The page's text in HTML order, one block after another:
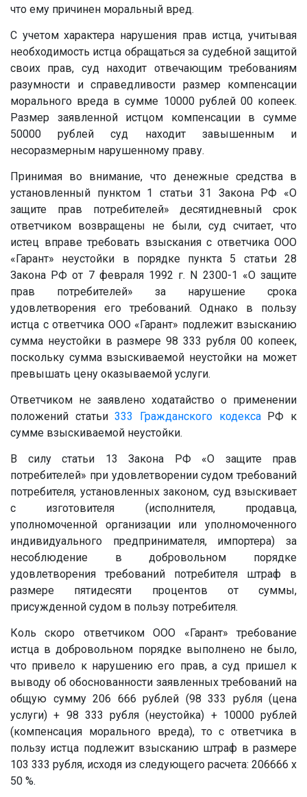
что ему причинен моральный вред.
С учетом характера нарушения прав истца, учитывая
необходимость истца обращаться за судебной защитой
своих прав, суд находит отвечающим требованиям
разумности и справедливости размер компенсации
морального вреда в сумме 10000 рублей 00 копеек.
Размер заявленной истцом компенсации в сумме
50000 рублей суд находит завышенным и
несоразмерным нарушенному праву.
Принимая во внимание, что денежные средства в
установленный пунктом 1 статьи 31 Закона РФ «О
защите прав потребителей» десятидневный срок
ответчиком возвращены не были, суд считает, что
истец вправе требовать взыскания с ответчика ООО
«Гарант» неустойки в порядке пункта 5 статьи 28
Закона РФ от 7 февраля 1992 г. N 2300-1 «О защите
прав потребителей» за нарушение срока
удовлетворения его требований. Однако в пользу
истца с ответчика ООО «Гарант» подлежит взысканию
сумма неустойки в размере 98 333 рубля 00 копеек,
поскольку сумма взыскиваемой неустойки на может
превышать цену оказываемой услуги.
Ответчиком не заявлено ходатайство о применении
положений статьи333 Гражданского кодексаРФ к
сумме взыскиваемой неустойки.
В силу статьи 13 Закона РФ «О защите прав
потребителей» при удовлетворении судом требований
потребителя, установленных законом, суд взыскивает
с изготовителя (исполнителя, продавца,
уполномоченной организации или уполномоченного
индивидуального предпринимателя, импортера) за
несоблюдение в добровольном порядке
удовлетворения требований потребителя штраф в
размере пятидесяти процентов от суммы,
присужденной судом в пользу потребителя.
Коль скоро ответчиком ООО «Гарант» требование
истца в добровольном порядке выполнено не было,
что привело к нарушению его прав, а суд пришел к
выводу об обоснованности заявленных требований на
общую сумму 206 666 рублей (98 333 рубля (цена
услуги) + 98 333 рубля (неустойка) + 10000 рублей
(компенсация морального вреда), то с ответчика в
пользу истца подлежит взысканию штраф в размере
103 333 рубля, исходя из следующего расчета: 206666 х
50 %.